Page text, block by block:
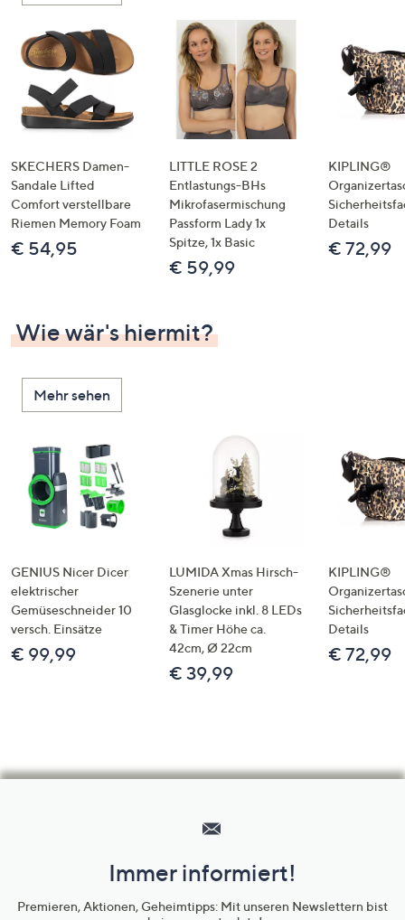
SKECHERS Damen-
Sandale Lifted
Comfort verstellbare
Riemen Memory Foam
€ 54,95
LITTLE ROSE 2
Entlastungs-BHs
Mikrofasermischung
Passform Lady 1x
Spitze, 1x Basic
€ 59,99
KIPLING®
Details
€ 72,99
Wie wär's hiermit?
Mehr sehen
GENIUS Nicer Dicer
elektrischer
Gemüseschneider 10
versch. Einsätze
€ 99,99
LUMIDA Xmas Hirsch-
Szenerie unter
Glasglocke inkl. 8 LEDs
& Timer Höhe ca.
42cm, Ø 22cm
€ 39,99
KIPLING®
Details
€ 72,99
Unternehmensinformationen
Immer informiert!
Premieren, Aktionen, Geheimtipps: Mit unseren Newslettern bist